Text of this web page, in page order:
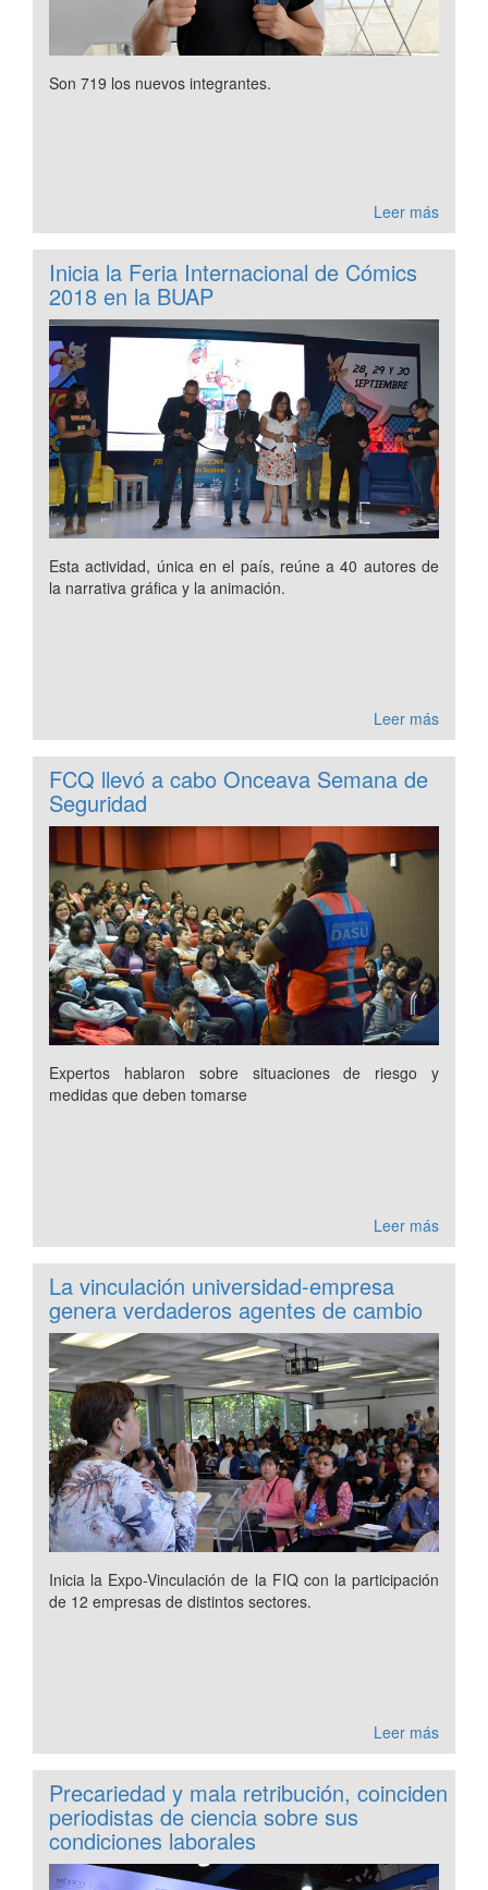
Son 719 los nuevos integrantes.
Leer más
Inicia la Feria Internacional de Cómics
2018 en la BUAP
Esta actividad, única en el país, reúne a 40 autores de
la narrativa gráfica y la animación.
Leer más
FCQ llevó a cabo Onceava Semana de
Seguridad
Expertos hablaron sobre situaciones de riesgo y
medidas que deben tomarse
Leer más
La vinculación universidad-empresa
genera verdaderos agentes de cambio
Inicia la Expo-Vinculación de la FIQ con la participación
de 12 empresas de distintos sectores.
Leer más
Precariedad y mala retribución, coinciden
periodistas de ciencia sobre sus
condiciones laborales